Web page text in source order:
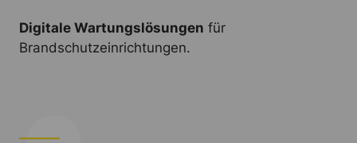
Digitale Wartungslösungen für
Brandschutzeinrichtungen.